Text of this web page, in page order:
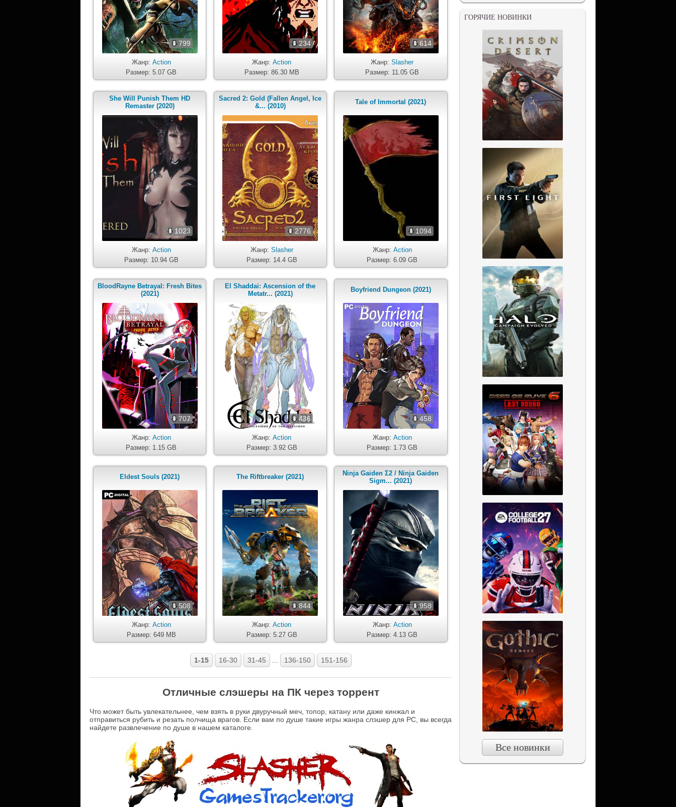
799
Жанр: Action
Размер: 5.07 GB
234
Жанр:Action
Размер: 86.30 MB
614
Жанр:Slasher
Размер: 11.05 GB
She Will Punish Them HD
Remaster (2020)
1023
Жанр: Action
Размер: 10.94 GB
Sacred 2: Gold (Fallen Angel, Ice
&... (2010)
2776
Жанр: Slasher
Размер: 14.4 GB
Tale of Immortal (2021)
1094
Жанр: Action
Размер: 6.09 GB
BloodRayne Betrayal: Fresh Bites
(2021)
707
Жанр: Action
Размер: 1.15 GB
El Shaddai: Ascension of the
Metatr... (2021)
436
Жанр:Action
Размер: 3.92 GB
Boyfriend Dungeon (2021)
458
Жанр: Action
Размер: 1.73 GB
Eldest Souls (2021)
508
Жанр: Action
Размер: 649 MB
The Riftbreaker (2021)
844
Жанр:Action
Размер: 5.27 GB
Ninja Gaiden Σ2 / Ninja Gaiden
Sigm... (2021)
958
Жанр: Action
Размер: 4.13 GB
1-15 16-30 31-45 136-150 151-156
Отличные слэшеры на ПК через торрент
Что может быть увлекательнее, чем взять в руки двуручный меч, топор, катану или даже кинжал и
отправиться рубить и резать полчища врагов. Если вам по душе такие игры жанра слэшер для PC, вы всегда
найдете развлечение по душе в нашем каталоге.
ГОРЯЧИЕ НОВИНКИ
Все новинки